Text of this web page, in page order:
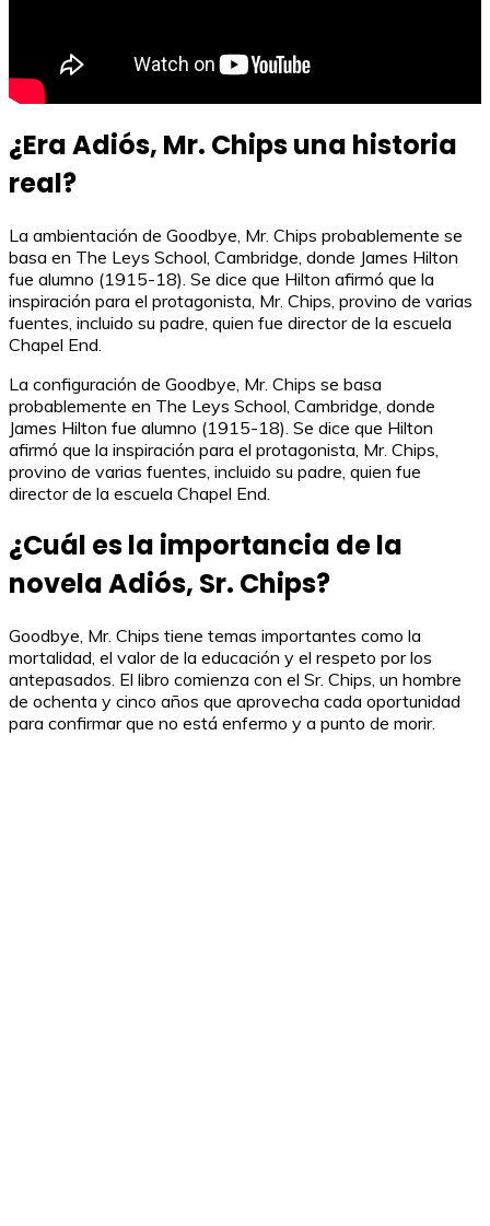
¿Era Adiós, Mr. Chips una historia
real?
La ambientación de Goodbye, Mr. Chips probablemente se
basa en The Leys School, Cambridge, donde James Hilton
fue alumno (1915-18). Se dice que Hilton afirmó que la
inspiración para el protagonista, Mr. Chips, provino de varias
fuentes, incluido su padre, quien fue director de la escuela
Chapel End.
La configuración de Goodbye, Mr. Chips se basa
probablemente en The Leys School, Cambridge, donde
James Hilton fue alumno (1915-18). Se dice que Hilton
afirmó que la inspiración para el protagonista, Mr. Chips,
provino de varias fuentes, incluido su padre, quien fue
director de la escuela Chapel End.
¿Cuál es la importancia de la
novela Adiós, Sr. Chips?
Goodbye, Mr. Chips tiene temas importantes como la
mortalidad, el valor de la educación y el respeto por los
antepasados. El libro comienza con el Sr. Chips, un hombre
de ochenta y cinco años que aprovecha cada oportunidad
para confirmar que no está enfermo y a punto de morir.